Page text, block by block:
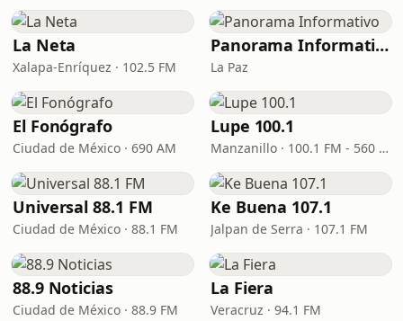
La Neta
Xalapa-Enríquez · 102.5 FM
Panorama Informativo
La Paz
El Fonógrafo
Ciudad de México · 690 AM
Lupe 100.1
Manzanillo · 100.1 FM - 560 AM
Universal 88.1 FM
Ciudad de México · 88.1 FM
Ke Buena 107.1
Jalpan de Serra · 107.1 FM
88.9 Noticias
Ciudad de México · 88.9 FM
La Fiera
Veracruz · 94.1 FM